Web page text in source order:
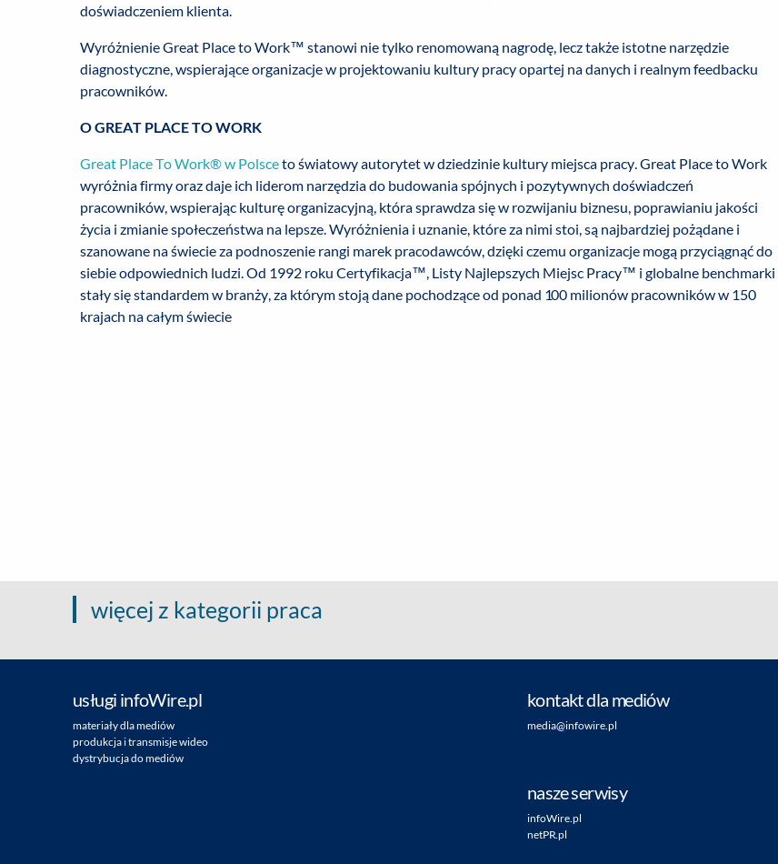
doświadczeniem klienta.
Wyróżnienie Great Place to Work™ stanowi nie tylko renomowaną nagrodę, lecz także istotne narzędzie
diagnostyczne, wspierające organizacje w projektowaniu kultury pracy opartej na danych i realnym feedbacku
pracowników.
O GREAT PLACE TO WORK
Great Place To Work® w Polsceto światowy autorytet w dziedzinie kultury miejsca pracy. Great Place to Work
wyróżnia firmy oraz daje ich liderom narzędzia do budowania spójnych i pozytywnych doświadczeń
pracowników, wspierając kulturę organizacyjną, która sprawdza się w rozwijaniu biznesu, poprawianiu jakości
życia i zmianie społeczeństwa na lepsze. Wyróżnienia i uznanie, które za nimi stoi, są najbardziej pożądane i
szanowane na świecie za podnoszenie rangi marek pracodawców, dzięki czemu organizacje mogą przyciągnąć do
siebie odpowiednich ludzi. Od 1992 roku Certyfikacja™, Listy Najlepszych Miejsc Pracy™ i globalne benchmarki
stały się standardem w branży, za którym stoją dane pochodzące od ponad 100 milionów pracowników w 150
krajach na całym świecie
więcej z kategorii praca
usługi infoWire.pl
materiały dla mediów
produkcja i transmisje wideo
dystrybucja do mediów
kontakt dla mediów
media@infowire.pl
nasze serwisy
infoWire.pl
netPR.pl